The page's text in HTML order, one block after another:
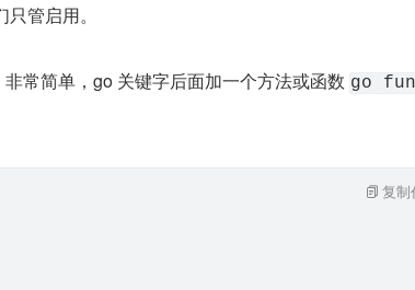
管启用。
常简单，go 关键字后面加一个方法或函数 go
复制